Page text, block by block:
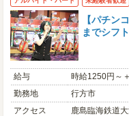
【パチン
までシフ
給与
時給1250円～
勤務地
行方市
アクセス
鹿島臨海鉄道